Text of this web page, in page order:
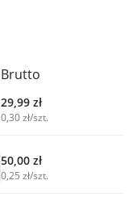
Brutto
29,99 zł
0,30 zł/szt.
50,00 zł
0,25 zł/szt.